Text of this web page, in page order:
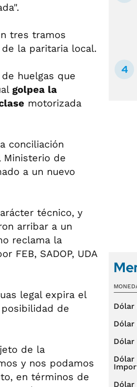
tres tramos
la paritaria local.
huelgas que
golpea la
motorizada
conciliación
Ministerio de
a un nuevo
técnico, y
arribar a un
reclama la
FEB, SADOP, UDA
legal expira el
de
de la
y nos podamos
en términos de
Dólar
Dólar
Dólar
Dólar